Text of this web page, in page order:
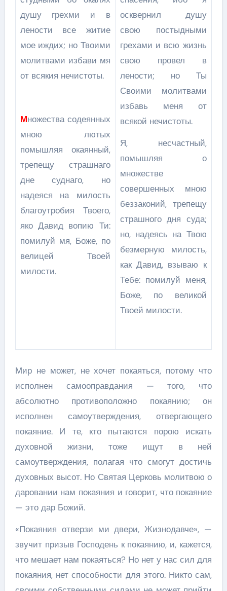
душу грехми и в
лености все житие
мое иждих; но Твоими
молитвами избави мя
от всякия нечистоты.
Множества содеянных
мною лютых
помышляя окаянный,
трепещу страшнаго
дне суднаго, но
надеяся на милость
благоутробия Твоего,
яко Давид вопию Ти:
помилуй мя, Боже, по
велицей Твоей
милости.
осквернил душу
свою постыдными
грехами и всю жизнь
свою провел в
лености; но Ты
Своими молитвами
избавь меня от
всякой нечистоты.
Я, несчастный,
помышляя о
множестве
совершенных мною
беззаконий, трепещу
страшного дня суда;
но, надеясь на Твою
безмерную милость,
как Давид, взываю к
Тебе: помилуй меня,
Боже, по великой
Твоей милости.
Мир не может, не хочет покаяться, потому что
исполнен самооправдания — того, что
абсолютно противоположно покаянию; он
исполнен самоутверждения, отвергающего
покаяние. И те, кто пытаются порою искать
духовной жизни, тоже ищут в ней
самоутверждения, полагая что смогут достичь
духовных высот. Но Святая Церковь молитвою о
даровании нам покаяния и говорит, что покаяние
— это дар Божий.
«Покаяния отверзи ми двери, Жизнодавче», —
звучит призыв Господень к покаянию, и, кажется,
что мешает нам покаяться? Но нет у нас сил для
покаяния, нет способности для этого. Никто сам,